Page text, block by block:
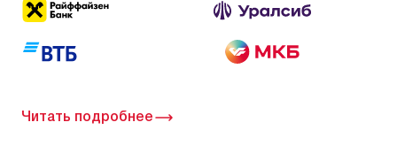
Читать подробнее